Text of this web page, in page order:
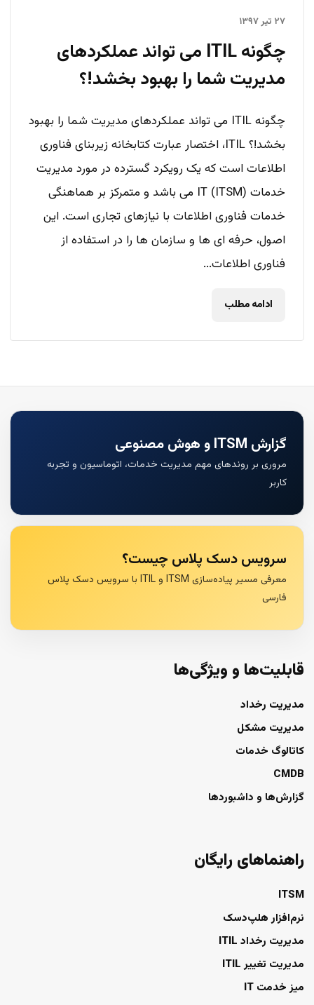
۲۷ تیر ۱۳۹۷
چگونه ITIL می تواند عملکردهای
مدیریت شما را بهبود بخشد!؟
چگونه ITIL می تواند عملکردهای مدیریت شما را بهبود
بخشد!؟ ITIL، اختصار عبارت کتابخانه زیربنای فناوری
اطلاعات است که یک رویکرد گسترده در مورد مدیریت
خدمات IT (ITSM) می باشد و متمرکز بر هماهنگی
خدمات فناوری اطلاعات با نیازهای تجاری است. این
اصول، حرفه ای ها و سازمان ها را در استفاده از
فناوری اطلاعات...
ادامه مطلب
گزارش ITSM و هوش مصنوعی
مروری بر روندهای مهم مدیریت خدمات، اتوماسیون و تجربه
کاربر
سرویس دسک پلاس چیست؟
معرفی مسیر پیاده‌سازی ITSM و ITIL با سرویس دسک پلاس
فارسی
قابلیت‌ها و ویژگی‌ها
مدیریت رخداد
مدیریت مشکل
کاتالوگ خدمات
CMDB
گزارش‌ها و داشبوردها
راهنماهای رایگان
ITSM
نرم‌افزار هلپ‌دسک
مدیریت رخداد ITIL
مدیریت تغییر ITIL
میز خدمت IT